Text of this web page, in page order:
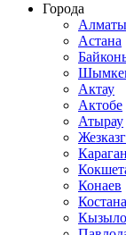
Города
Алматы
Астана
Актау
Актобе
Атырау
Конаев